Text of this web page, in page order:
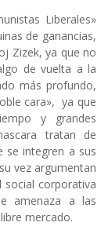
Liberales»
de ganancias,
Zizek, ya que no
de vuelta a la
más profundo,
cara», ya que
y grandes
tratan de
se integren a sus
vez argumentan
social corporativa
amenaza a las
mercado.